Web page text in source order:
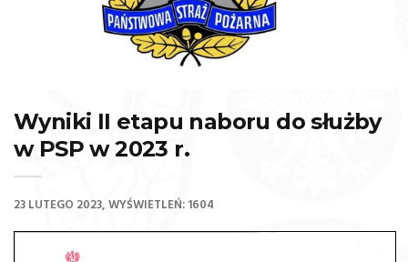
Wyniki II etapu naboru do służby
w PSP w 2023 r.
23 LUTEGO 2023 WYŚWIETLEŃ: 1604